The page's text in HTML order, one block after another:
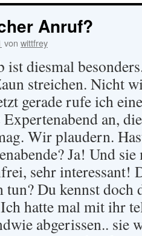
Anruf?
von wittfrey
ist diesmal
streichen. Nicht
gerade rufe ich
an,
Wir plaudern.
Ja! Und
sehr interessant!
Du kennst doch
hatte mal mit ihr
abgerissen.. sie